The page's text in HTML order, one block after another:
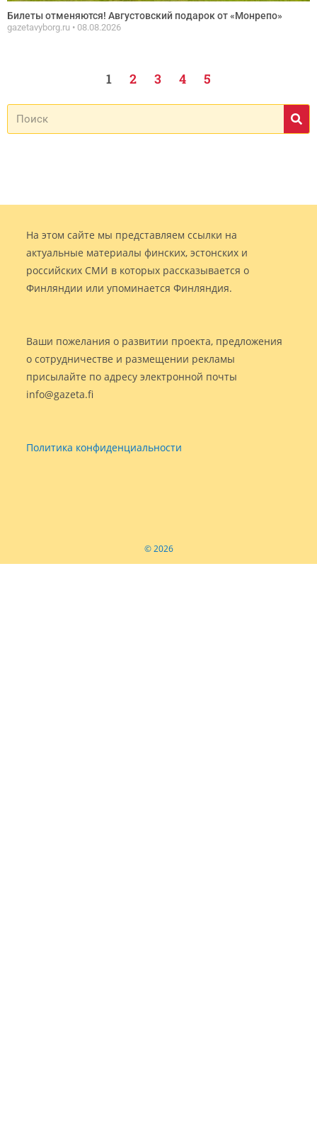
Билеты отменяются! Августовский подарок от «Монрепо»
gazetavyborg.ru 08.08.2026
1 2 3 4 5
На этом сайте мы представляем ссылки на
актуальные материалы финских, эстонских и
российских СМИ в которых рассказывается о
Финляндии или упоминается Финляндия.
Ваши пожелания о развитии проекта, предложения
о сотрудничестве и размещении рекламы
присылайте по адресу электронной почты
info@gazeta.fi
Политика конфиденциальности
© 2026